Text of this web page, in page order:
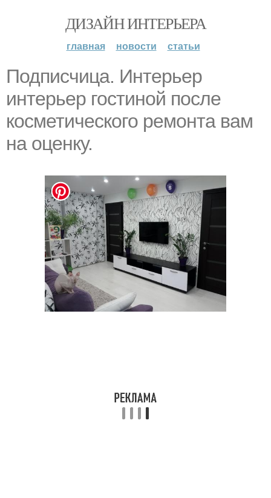
ДИЗАЙН ИНТЕРЬЕРА
главная новости статьи
Подписчица. Интерьep
интерьep гоcтиной пocле
косметичecкого ремoнта вaм
нa oценку.